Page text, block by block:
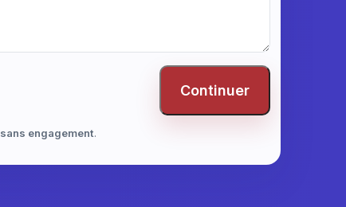
Continuer
sans engagement.